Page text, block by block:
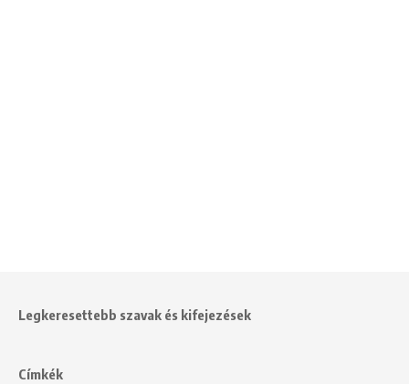
Legkeresettebb szavak és kifejezések
Címkék